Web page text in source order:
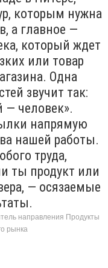
которым нужна
а главное —
который ждет
или товар
Одна
звучит так:
— человек».
напрямую
нашей работы.
труда,
ты продукт или
— осязаемые
направления Продукты
рынка